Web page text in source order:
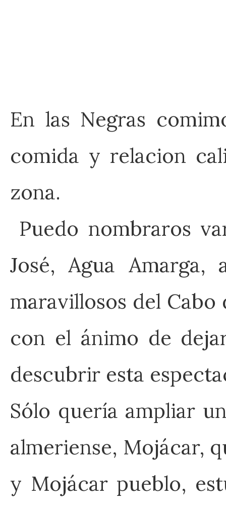
En las Negras
comida y relacion
zona.
Puedo nombraros
José, Agua
maravillosos del
con el ánimo de
descubrir esta
Sólo quería ampliar
almeriense, Mojácar,
y Mojácar pueblo,